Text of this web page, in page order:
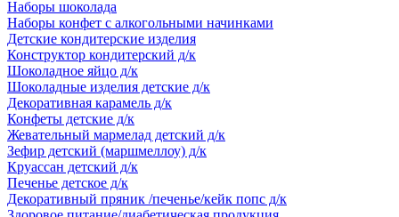
Наборы шоколада
Наборы конфет с алкогольными начинками
Детские кондитерские изделия
Конструктор кондитерский д/к
Шоколадное яйцо д/к
Шоколадные изделия детские д/к
Декоративная карамель д/к
Конфеты детские д/к
Жевательный мармелад детский д/к
Зефир детский (маршмеллоу) д/к
Круассан детский д/к
Печенье детское д/к
Декоративный пряник /печенье/кейк попс д/к